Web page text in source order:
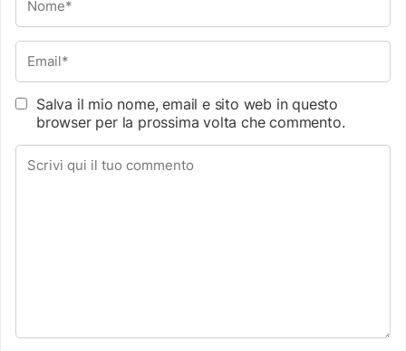
Salva il mio nome, email e sito web in questo
browser per la prossima volta che commento.